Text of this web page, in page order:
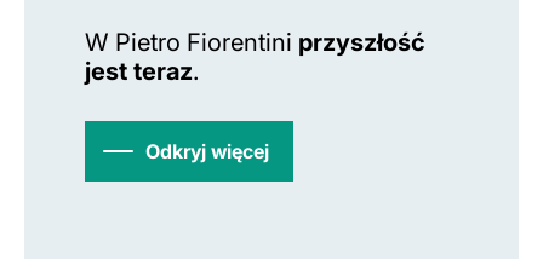
W Pietro Fiorentini przyszłość
jest teraz.
Odkryj więcej